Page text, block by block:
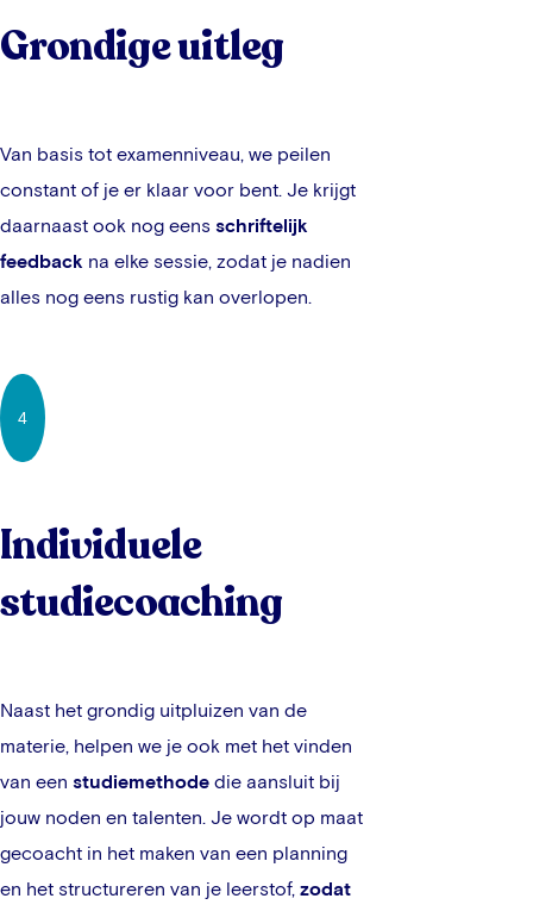
Grondige uitleg
Van basis tot examenniveau, we peilen
constant of je er klaar voor bent. Je krijgt
daarnaast ook nog eens schriftelijk
feedback na elke sessie, zodat je nadien
alles nog eens rustig kan overlopen.
4
Individuele
studiecoaching
Naast het grondig uitpluizen van de
materie, helpen we je ook met het vinden
van een studiemethode die aansluit bij
jouw noden en talenten. Je wordt op maat
gecoacht in het maken van een planning
en het structureren van je leerstof, zodat